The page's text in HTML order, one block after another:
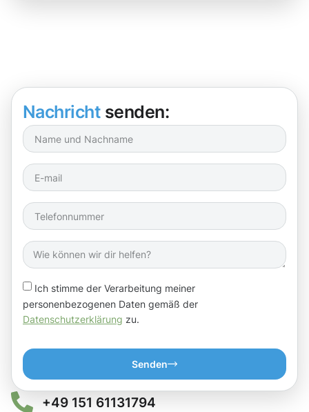
Nachricht senden:
Ich stimme der Verarbeitung meiner
personenbezogenen Daten gemäß der
Datenschutzerklärung zu.
Senden
+49 151 61131794